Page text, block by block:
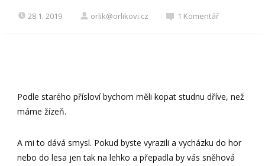
28.1. 2019 orlik@orlikovi.cz 1 Komentář
Podle starého přísloví bychom měli kopat studnu dříve, než
máme žízeň.
A mi to dává smysl. Pokud byste vyrazili a vycházku do hor
nebo do lesa jen tak na lehko a přepadla by vás sněhová